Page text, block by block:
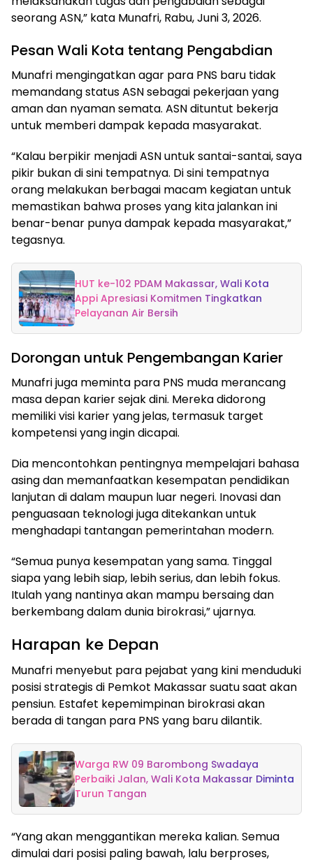
seorang ASN,” kata Munafri, Rabu, Juni 3, 2026.
Pesan Wali Kota tentang Pengabdian
Munafri mengingatkan agar para PNS baru tidak
memandang status ASN sebagai pekerjaan yang
aman dan nyaman semata. ASN dituntut bekerja
untuk memberi dampak kepada masyarakat.
“Kalau berpikir menjadi ASN untuk santai-santai, saya
pikir bukan di sini tempatnya. Di sini tempatnya
orang melakukan berbagai macam kegiatan untuk
memastikan bahwa proses yang kita jalankan ini
benar-benar punya dampak kepada masyarakat,”
tegasnya.
HUT ke-102 PDAM Makassar, Wali Kota
Appi Apresiasi Komitmen Tingkatkan
Pelayanan Air Bersih
Dorongan untuk Pengembangan Karier
Munafri juga meminta para PNS muda merancang
masa depan karier sejak dini. Mereka didorong
memiliki visi karier yang jelas, termasuk target
kompetensi yang ingin dicapai.
Dia mencontohkan pentingnya mempelajari bahasa
asing dan memanfaatkan kesempatan pendidikan
lanjutan di dalam maupun luar negeri. Inovasi dan
penguasaan teknologi juga ditekankan untuk
menghadapi tantangan pemerintahan modern.
“Semua punya kesempatan yang sama. Tinggal
siapa yang lebih siap, lebih serius, dan lebih fokus.
Itulah yang nantinya akan mampu bersaing dan
berkembang dalam dunia birokrasi,” ujarnya.
Harapan ke Depan
Munafri menyebut para pejabat yang kini menduduki
posisi strategis di Pemkot Makassar suatu saat akan
pensiun. Estafet kepemimpinan birokrasi akan
berada di tangan para PNS yang baru dilantik.
Warga RW 09 Barombong Swadaya
Perbaiki Jalan, Wali Kota Makassar Diminta
Turun Tangan
“Yang akan menggantikan mereka kalian. Semua
dimulai dari posisi paling bawah, lalu berproses,